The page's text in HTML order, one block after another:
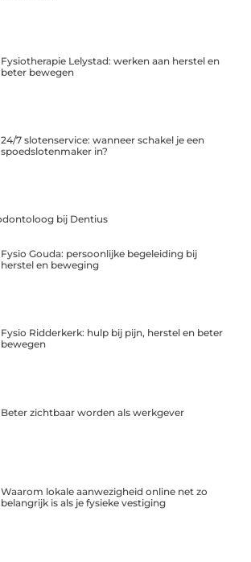
Fysiotherapie Lelystad: werken aan herstel en
beter bewegen
24/7 slotenservice: wanneer schakel je een
spoedslotenmaker in?
bij Dentius
Fysio Gouda: persoonlijke begeleiding bij
herstel en beweging
Fysio Ridderkerk: hulp bij pijn, herstel en beter
bewegen
Beter zichtbaar worden als werkgever
Waarom lokale aanwezigheid online net zo
belangrijk is als je fysieke vestiging